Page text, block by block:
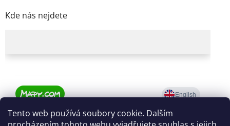
Tento web používá soubory cookie. Dalším
Kde nás nejdete